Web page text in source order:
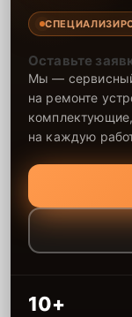
Оставьте
Мы — сервисный
на ремонте
на каждую
10+